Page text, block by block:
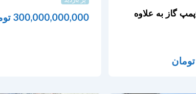
۱۶۰۰متر جایگاه CNGپمپ گاز به علاوه
تومان
300,000,000,000